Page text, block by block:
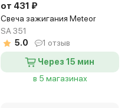
от 431 ₽
Свеча зажигания Meteor
SA 351
5.0
1 отзыв
Через 15 мин
в 5 магазинах